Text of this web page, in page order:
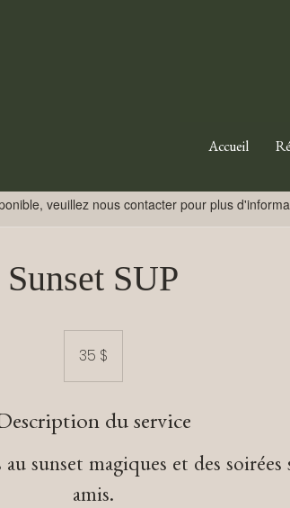
Accueil
veuillez nous contacter pour plus
Sunset SUP
35 $
du service
sunset magiques et des